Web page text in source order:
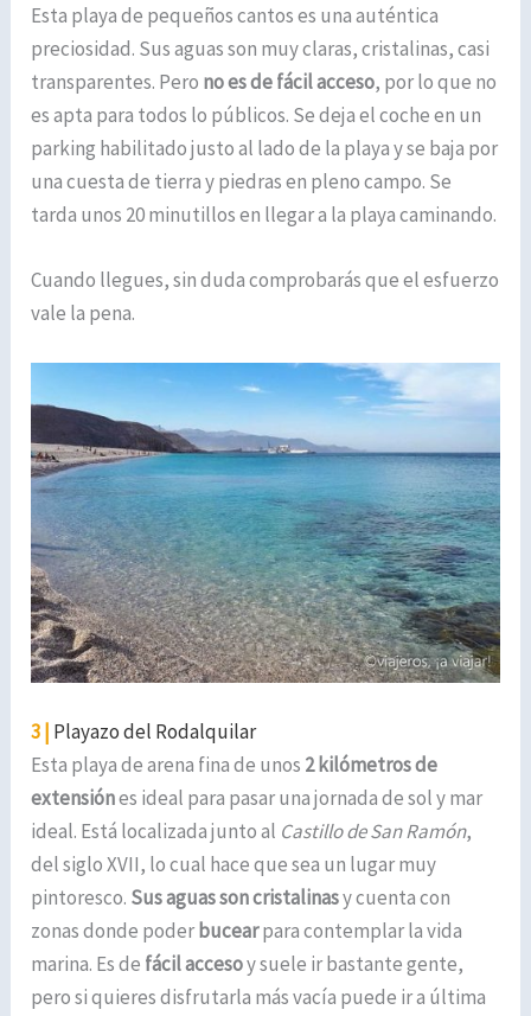
Esta playa de pequeños cantos es una auténtica
preciosidad. Sus aguas son muy claras, cristalinas, casi
transparentes. Pero no es de fácil acceso, por lo que no
es apta para todos lo públicos. Se deja el coche en un
parking habilitado justo al lado de la playa y se baja por
una cuesta de tierra y piedras en pleno campo. Se
tarda unos 20 minutillos en llegar a la playa caminando.
Cuando llegues, sin duda comprobarás que el esfuerzo
vale la pena.
3 | Playazo del Rodalquilar
Esta playa de arena fina de unos 2 kilómetros de
extensiónes ideal para pasar una jornada de sol y mar
ideal. Está localizada junto al Castillo de San Ramón,
del siglo XVII, lo cual hace que sea un lugar muy
pintoresco. Sus aguas son cristalinasy cuenta con
zonas donde poderbucearpara contemplar la vida
marina. Es de fácil accesoy suele ir bastante gente,
pero si quieres disfrutarla más vacía puede ir a última